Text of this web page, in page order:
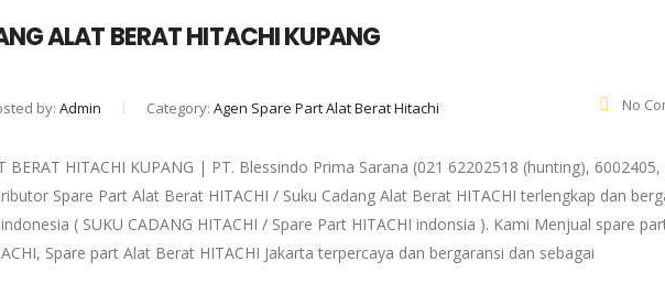
ALAT BERAT HITACHI KUPANG
by: Admin Category: Agen Spare Part Alat Berat Hitachi No
BERAT HITACHI KUPANG | PT. Blessindo Prima Sarana (021 62202518 (hunting), 6002405,
Spare Part Alat Berat HITACHI / Suku Cadang Alat Berat HITACHI terlengkap dan
( SUKU CADANG HITACHI / Spare Part HITACHI indonsia ). Kami Menjual spare
Spare part Alat Berat HITACHI Jakarta terpercaya dan bergaransi dan sebagai